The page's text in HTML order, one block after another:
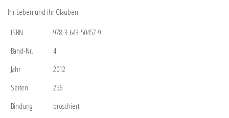
Ihr Leben und ihr Glauben
ISBN
978-3-643-50457-9
Band-Nr.
4
Jahr
2012
Seiten
256
Bindung
broschiert